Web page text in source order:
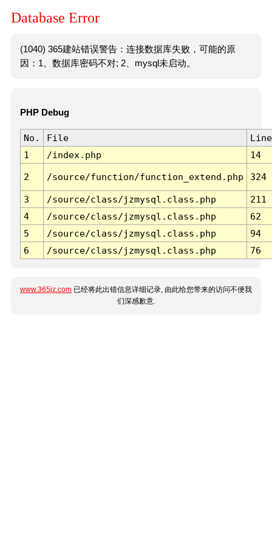
Database Error
(1040) 365建站错误警告：连接数据库失败，可能的原
因：1、数据库密码不对; 2、mysql未启动。
PHP Debug
No. File
Line
1
/index.php 14
2 /source/function/function_extend.php 324
3 /source/class/jzmysql.class.php
211
4
/source/class/jzmysql.class.php
62
5
/source/class/jzmysql.class.php
94
6
/source/class/jzmysql.class.php 76
www.365jz.com 已经将此出错信息详细记录, 由此给您带来的访问不便我
们深感歉意.